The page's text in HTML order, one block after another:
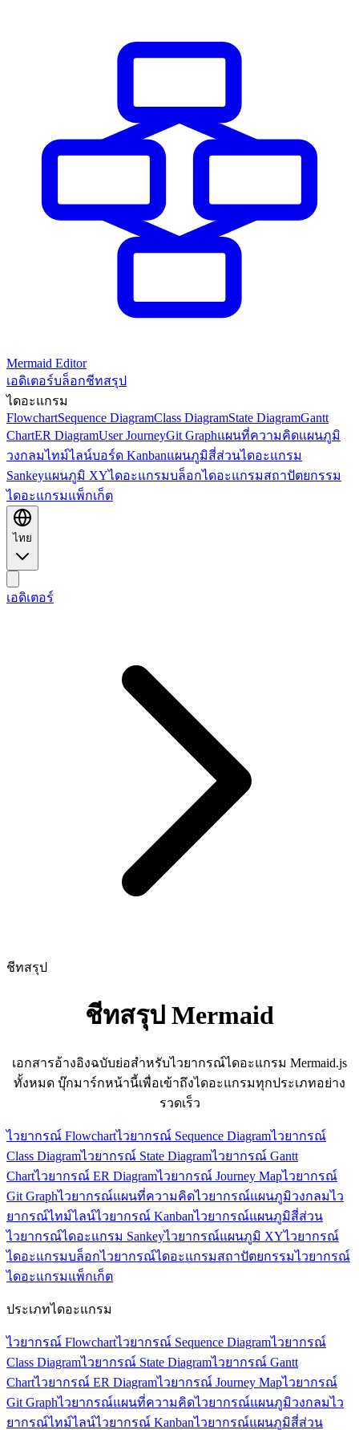
Mermaid Editor
เอดิเตอร์บล็อกชีทสรุป
ไดอะแกรม
FlowchartSequence DiagramClass DiagramState DiagramGantt
ChartER DiagramUser JourneyGit Graphแผนที่ความคิดแผนภูมิ
วงกลมไทม์ไลน์บอร์ด Kanbanแผนภูมิสี่ส่วนไดอะแกรม
Sankeyแผนภูมิ XYไดอะแกรมบล็อกไดอะแกรมสถาปัตยกรรม
ไดอะแกรมแพ็กเก็ต
ไทย
เอดิเตอร์
ชีทสรุป
ชีทสรุป Mermaid
เอกสารอ้างอิงฉบับย่อสำหรับไวยากรณ์ไดอะแกรม Mermaid.js
ทั้งหมด บุ๊กมาร์กหน้านี้เพื่อเข้าถึงไดอะแกรมทุกประเภทอย่าง
รวดเร็ว
ไวยากรณ์ Flowchartไวยากรณ์ Sequence Diagramไวยากรณ์
Class Diagramไวยากรณ์ State Diagramไวยากรณ์ Gantt
Chartไวยากรณ์ ER Diagramไวยากรณ์ Journey Mapไวยากรณ์
Git Graphไวยากรณ์แผนที่ความคิดไวยากรณ์แผนภูมิวงกลมไว
ยากรณ์ไทม์ไลน์ไวยากรณ์ Kanbanไวยากรณ์แผนภูมิสี่ส่วน
ไวยากรณ์ไดอะแกรม Sankeyไวยากรณ์แผนภูมิ XYไวยากรณ์
ไดอะแกรมบล็อกไวยากรณ์ไดอะแกรมสถาปัตยกรรมไวยากรณ์
ไดอะแกรมแพ็กเก็ต
ประเภทไดอะแกรม
ไวยากรณ์ Flowchartไวยากรณ์ Sequence Diagramไวยากรณ์
Class Diagramไวยากรณ์ State Diagramไวยากรณ์ Gantt
Chartไวยากรณ์ ER Diagramไวยากรณ์ Journey Mapไวยากรณ์
Git Graphไวยากรณ์แผนที่ความคิดไวยากรณ์แผนภูมิวงกลมไว
ยากรณ์ไทม์ไลน์ไวยากรณ์ Kanbanไวยากรณ์แผนภูมิสี่ส่วน